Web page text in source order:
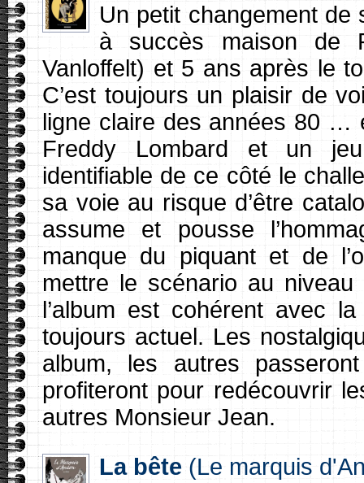
Un petit changement de
à succès maison de
Vanloffelt) et 5 ans après le
C’est toujours un plaisir de
ligne claire des années 80 …
Freddy Lombard et un
identifiable de ce côté le
sa voie au risque d’être
assume et pousse
manque du piquant et de
mettre le scénario au
l’album est cohérent avec
toujours actuel. Les
album, les autres
profiteront pour redécouvrir
autres Monsieur Jean.
La bête (Le marquis